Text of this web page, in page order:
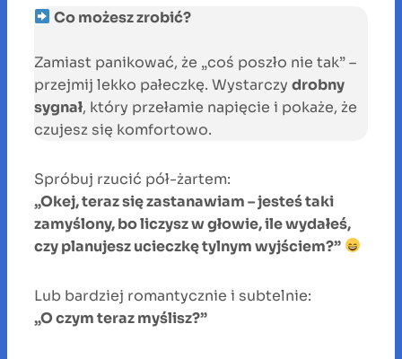
Co możesz zrobić?
Zamiast panikować, że „coś poszło nie tak” –
przejmij lekko pałeczkę. Wystarczy drobny
sygnał, który przełamie napięcie i pokaże, że
czujesz się komfortowo.
Spróbuj rzucić pół-żartem:
„Okej, teraz się zastanawiam – jesteś taki
zamyślony, bo liczysz w głowie, ile wydałeś,
czy planujesz ucieczkę tylnym wyjściem?”
Lub bardziej romantycznie i subtelnie:
„O czym teraz myślisz?”